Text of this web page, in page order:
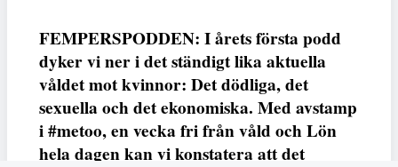
FEMPERSPODDEN: I årets första podd
dyker vi ner i det ständigt lika aktuella
våldet mot kvinnor: Det dödliga, det
sexuella och det ekonomiska. Med avstamp
i #metoo, en vecka fri från våld och Lön
hela dagen kan vi konstatera att det